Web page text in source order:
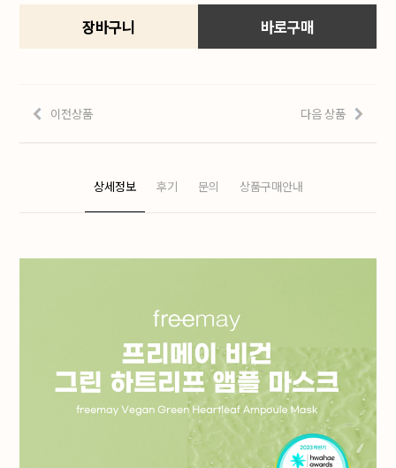
장바구니 바로구매
이전상품 다음 상품
상세정보 후기 문의 상품구매안내